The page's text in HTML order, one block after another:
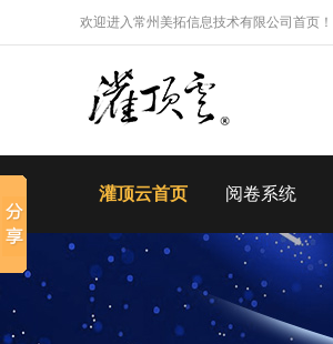
欢迎进入常州美拓信息技术有限公司首页！
灌顶云首页 阅卷系统